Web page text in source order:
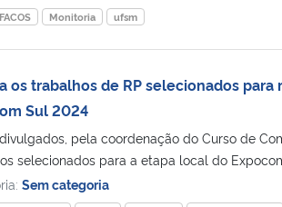
FACOS Monitoria ufsm
os trabalhos de RP selecionados para
Sul 2024
pela coordenação do Curso de
selecionados para a etapa local do
Sem categoria